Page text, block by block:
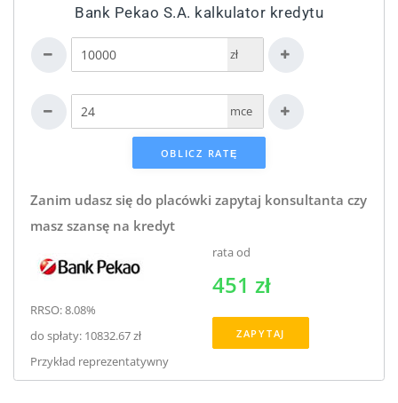
Bank Pekao S.A. kalkulator kredytu
zł
mce
Zanim udasz się do placówki zapytaj konsultanta czy
masz szansę na kredyt
RRSO: 8.08%
do spłaty: 10832.67 zł
Przykład reprezentatywny
rata od
451 zł
ZAPYTAJ